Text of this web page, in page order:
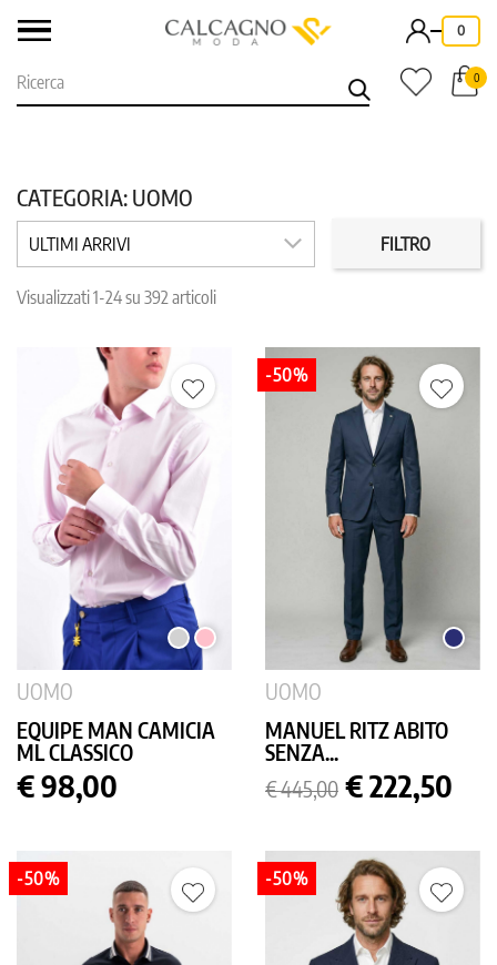
- 0
0
CATEGORIA: UOMO
CATEGORIE MARCHI
PREZZO
REPARTO
LAST CHANCE
ULTIMI ARRIVI FILTRO
Visualizzati 1-24 su 392 articoli
GRIGIO
CHIARO
ROSA
UOMO
EQUIPE MAN CAMICIA
ML CLASSICO
Prezzo
€ 98,00
BLU
UOMO
MANUEL RITZ ABITO
SENZA...
Prezzo
base
€ 445,00 Prezzo
€ 222,50
-50%
-50% -50%